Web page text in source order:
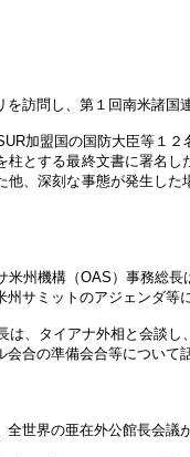
を訪問し、第１回南米諸
加盟国の国防大臣等１
柱とする最終文書に署名
他、深刻な事態が発生し
米州機構（OAS）事務総
サミットのアジェンダ等
は、タイアナ外相と会談
会合の準備会合等について
全世界の亜在外公館長会